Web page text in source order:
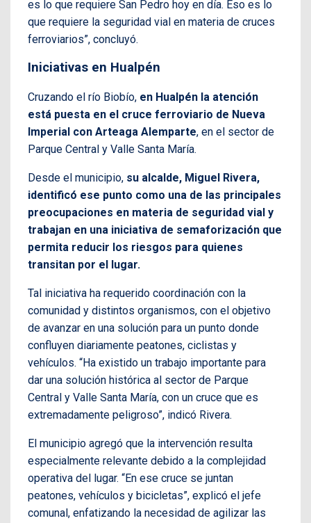
es lo que requiere San Pedro hoy en día. Eso es lo
que requiere la seguridad vial en materia de cruces
ferroviarios”, concluyó.
Iniciativas en Hualpén
Cruzando el río Biobío, en Hualpén la atención
está puesta en el cruce ferroviario de Nueva
Imperial con Arteaga Alemparte, en el sector de
Parque Central y Valle Santa María.
Desde el municipio, su alcalde, Miguel Rivera,
identificó ese punto como una de las principales
preocupaciones en materia de seguridad vial y
trabajan en una iniciativa de semaforización que
permita reducir los riesgos para quienes
transitan por el lugar.
Tal iniciativa ha requerido coordinación con la
comunidad y distintos organismos, con el objetivo
de avanzar en una solución para un punto donde
confluyen diariamente peatones, ciclistas y
vehículos. “Ha existido un trabajo importante para
dar una solución histórica al sector de Parque
Central y Valle Santa María, con un cruce que es
extremadamente peligroso”, indicó Rivera.
El municipio agregó que la intervención resulta
especialmente relevante debido a la complejidad
operativa del lugar. “En ese cruce se juntan
peatones, vehículos y bicicletas”, explicó el jefe
comunal, enfatizando la necesidad de agilizar las